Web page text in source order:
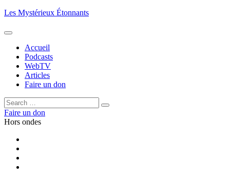
Aller
contenu
Les Mystérieux Étonnants
Accueil
Podcasts
WebTV
Articles
Faire un don
Rechercher :
Rechercher
Faire un don
Hors ondes